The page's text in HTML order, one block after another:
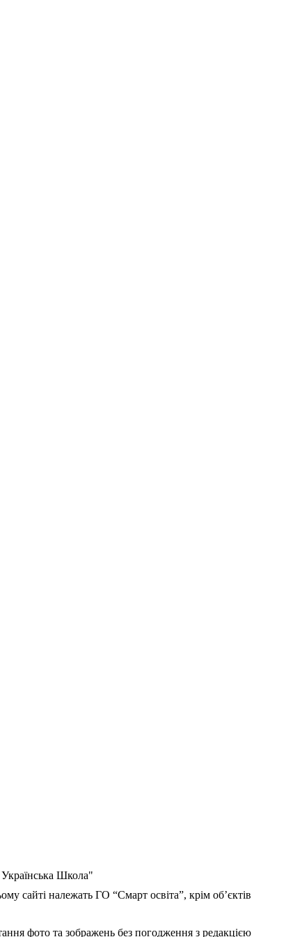
Українська Школа"
сайті належать ГО “Смарт освіта”, крім об’єктів
фото та зображень без погодження з редакцією